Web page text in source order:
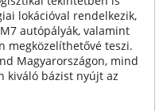
lokációval rendelkezik,
autópályák, valamint
megközelíthetővé teszi.
Magyarországon, mind
kiváló bázist nyújt az